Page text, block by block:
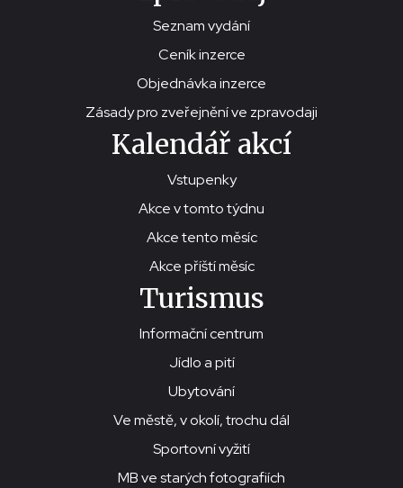
Seznam vydání
Ceník inzerce
Objednávka inzerce
Zásady pro zveřejnění ve zpravodaji
Kalendář akcí
Vstupenky
Akce v tomto týdnu
Akce tento měsíc
Akce příští měsíc
Turismus
Informační centrum
Jídlo a pití
Ubytování
Ve městě, v okolí, trochu dál
Sportovní vyžití
MB ve starých fotografiích